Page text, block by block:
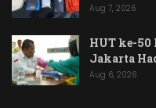
Aug 7, 2026
HUT ke-50
Jakarta
Aug 6, 2026